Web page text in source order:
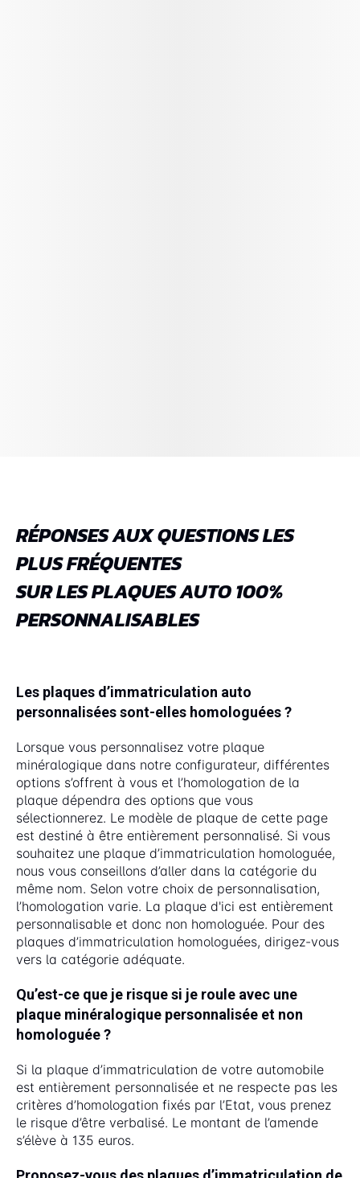
RÉPONSES AUX QUESTIONS LES
PLUS FRÉQUENTES
SUR LES PLAQUES AUTO 100%
PERSONNALISABLES
Les plaques d’immatriculation auto
personnalisées sont-elles homologuées ?
Lorsque vous personnalisez votre plaque
minéralogique dans notre configurateur, différentes
options s’offrent à vous et l’homologation de la
plaque dépendra des options que vous
sélectionnerez. Le modèle de plaque de cette page
est destiné à être entièrement personnalisé. Si vous
souhaitez une plaque d’immatriculation homologuée,
nous vous conseillons d’aller dans la catégorie du
même nom. Selon votre choix de personnalisation,
l’homologation varie. La plaque d'ici est entièrement
personnalisable et donc non homologuée. Pour des
plaques d’immatriculation homologuées, dirigez-vous
vers la catégorie adéquate.
Qu’est-ce que je risque si je roule avec une
plaque minéralogique personnalisée et non
homologuée ?
Si la plaque d’immatriculation de votre automobile
est entièrement personnalisée et ne respecte pas les
critères d’homologation fixés par l’Etat, vous prenez
le risque d’être verbalisé. Le montant de l’amende
s’élève à 135 euros.